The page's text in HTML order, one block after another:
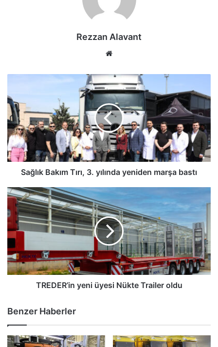
Rezzan Alavant
Tırı,
3.
yılında
yeniden
marşa
bastı
Sağlık Bakım Tırı, 3. yılında yeniden marşa bastı
TREDER’in
yeni
üyesi
Nükte
Trailer
TREDER’in yeni üyesi Nükte Trailer oldu
Benzer Haberler